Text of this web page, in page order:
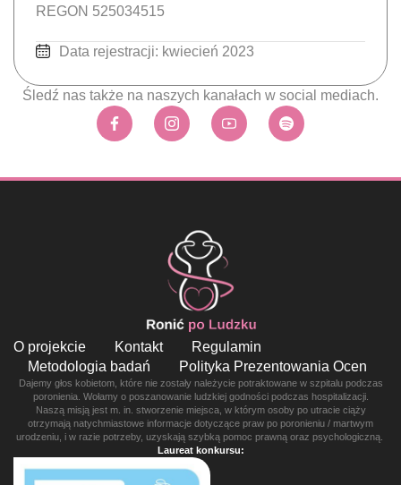
REGON 525034515
Data rejestracji: kwiecień 2023
Śledź nas także na naszych kanałach w social mediach.
O projekcie Kontakt
Regulamin
Metodologia badań
Polityka Prezentowania Ocen
Dajemy głos kobietom, które nie zostały należycie potraktowane w szpitalu podczas
poronienia. Wołamy o poszanowanie ludzkiej godności podczas hospitalizacji.
Naszą misją jest m. in. stworzenie miejsca, w którym osoby po utracie ciąży
otrzymają natychmiastowe informacje dotyczące praw po poronieniu / martwym
urodzeniu, i w razie potrzeby, uzyskają szybką pomoc prawną oraz psychologiczną.
Laureat konkursu: